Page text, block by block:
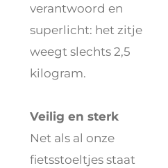
verantwoord en
superlicht: het zitje
weegt slechts 2,5
kilogram.
Veilig en sterk
Net als al onze
fietsstoeltjes staat